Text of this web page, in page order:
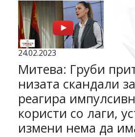
24.02.2023
Митева: Груби
низата скандали
реагира
користи со лаги,
измени нема да